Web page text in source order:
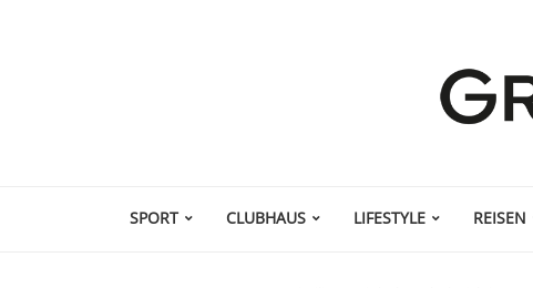
SPORT CLUBHAUS LIFESTYLE REISEN